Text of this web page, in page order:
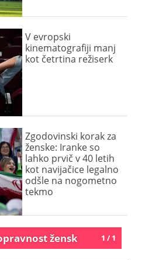
V evropski
kinematografiji manj
kot četrtina režiserk
Zgodovinski korak za
ženske: Iranke so
lahko prvič v 40 letih
kot navijačice legalno
odšle na nogometno
tekmo
1 / 1
žensk